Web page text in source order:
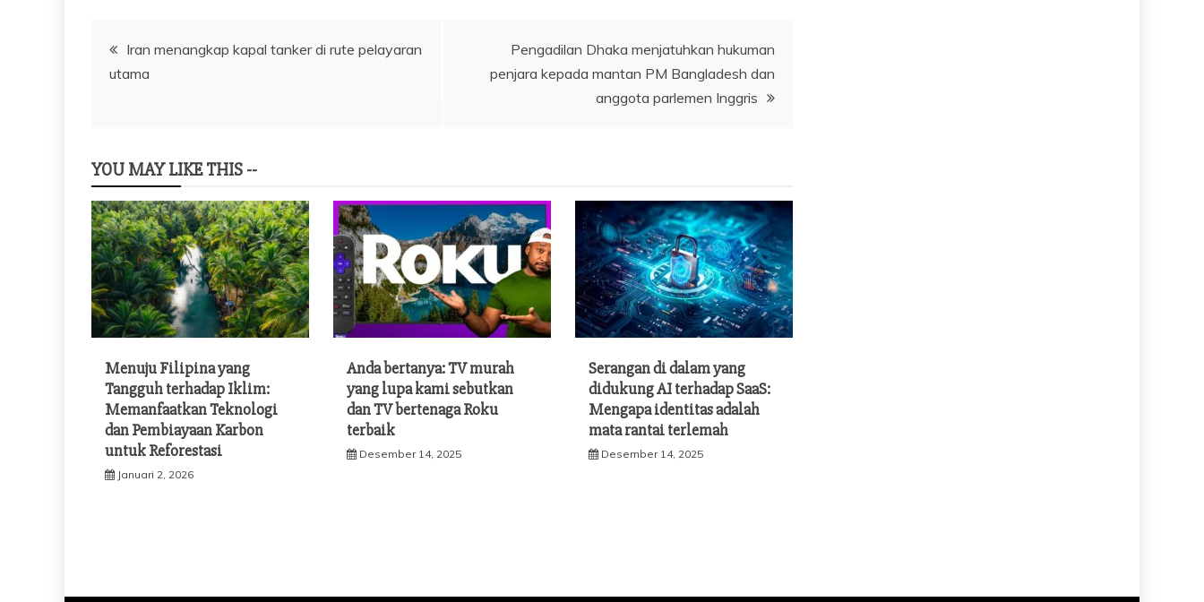
Navigasi
pos
Iran menangkap kapal tanker di rute pelayaran
utama
Pengadilan Dhaka menjatuhkan hukuman
penjara kepada mantan PM Bangladesh dan
anggota parlemen Inggris
YOU MAY LIKE THIS --
Menuju Filipina yang
Tangguh terhadap Iklim:
Memanfaatkan Teknologi
dan Pembiayaan Karbon
untuk Reforestasi
Januari 2, 2026
Anda bertanya: TV murah
yang lupa kami sebutkan
dan TV bertenaga Roku
terbaik
Desember 14, 2025
Serangan di dalam yang
didukung AI terhadap SaaS:
Mengapa identitas adalah
mata rantai terlemah
Desember 14, 2025